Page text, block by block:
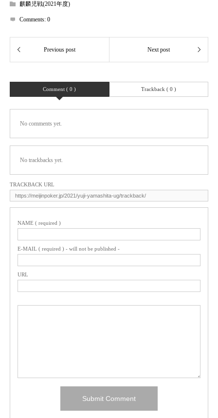
麒麟児戦(2021年度)
Comments: 0
Comment ( 0 ) Trackback ( 0 )
No comments yet.
No trackbacks yet.
TRACKBACK URL
NAME ( required )
E-MAIL ( required ) - will not be published -
URL